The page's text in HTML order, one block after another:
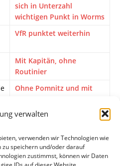
verwalten
verwenden wir Technologien wie
speichern und/oder darauf
zustimmst, können wir Daten
sich in Unterzahl
wichtigen Punkt in Worms
VfR punktet weiterhin
Mit Kapitän, ohne
Routinier
Ohne Pomnitz und mit
Barockstadt erkämpft
„Wir lieben solche Spiele“
– SGB schaut nur auf
Worms